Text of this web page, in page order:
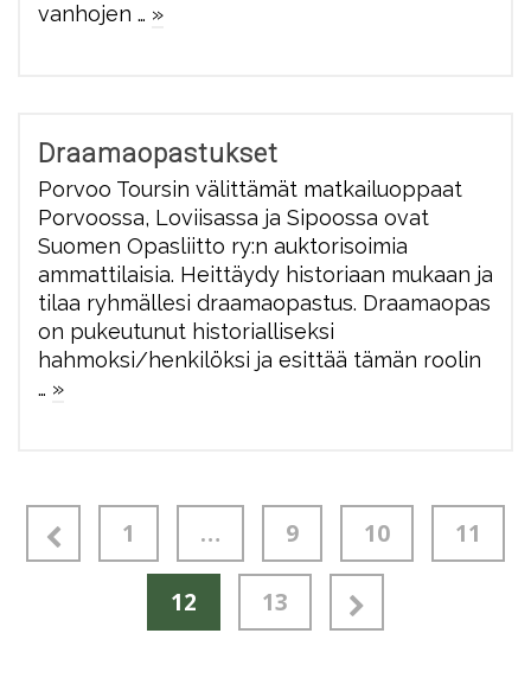
vanhojen … »
Draamaopastukset
Porvoo Toursin välittämät matkailuoppaat
Porvoossa, Loviisassa ja Sipoossa ovat
Suomen Opasliitto ry:n auktorisoimia
ammattilaisia. Heittäydy historiaan mukaan ja
tilaa ryhmällesi draamaopastus. Draamaopas
on pukeutunut historialliseksi
hahmoksi/henkilöksi ja esittää tämän roolin
… »
1 … 9 10 11
12 13